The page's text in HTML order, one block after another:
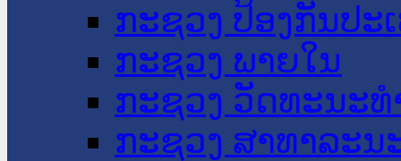
ກະຊວງ ປ້ອງກັນປະ
ກະຊວງ ພາຍໃນ
ກະຊວງ ວັດທະນະ
ກະຊວງ ສາທາລະນ